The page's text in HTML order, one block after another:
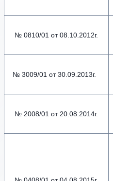
№ 0810/01 от 08.10.2012г.
№ 3009/01 от 30.09.2013г.
№ 2008/01 от 20.08.2014г.